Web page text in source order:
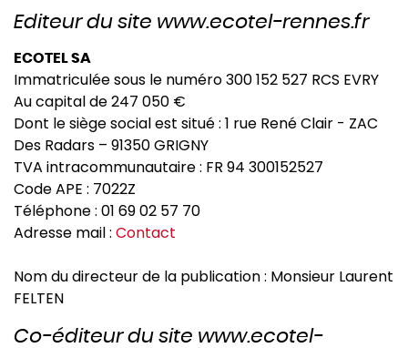
Editeur du site www.ecotel-rennes.fr
ECOTEL SA
Immatriculée sous le numéro 300 152 527 RCS EVRY
Au capital de 247 050 €
Dont le siège social est situé : 1 rue René Clair - ZAC
Des Radars – 91350 GRIGNY
TVA intracommunautaire : FR 94 300152527
Code APE : 7022Z
Téléphone : 01 69 02 57 70
Adresse mail : Contact
Nom du directeur de la publication : Monsieur Laurent
FELTEN
Co-éditeur du site www.ecotel-